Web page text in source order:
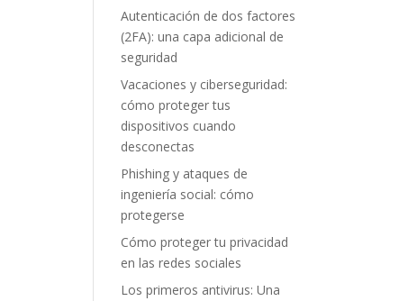
Autenticación de dos factores
(2FA): una capa adicional de
seguridad
Vacaciones y ciberseguridad:
cómo proteger tus
dispositivos cuando
desconectas
Phishing y ataques de
ingeniería social: cómo
protegerse
Cómo proteger tu privacidad
en las redes sociales
Los primeros antivirus: Una